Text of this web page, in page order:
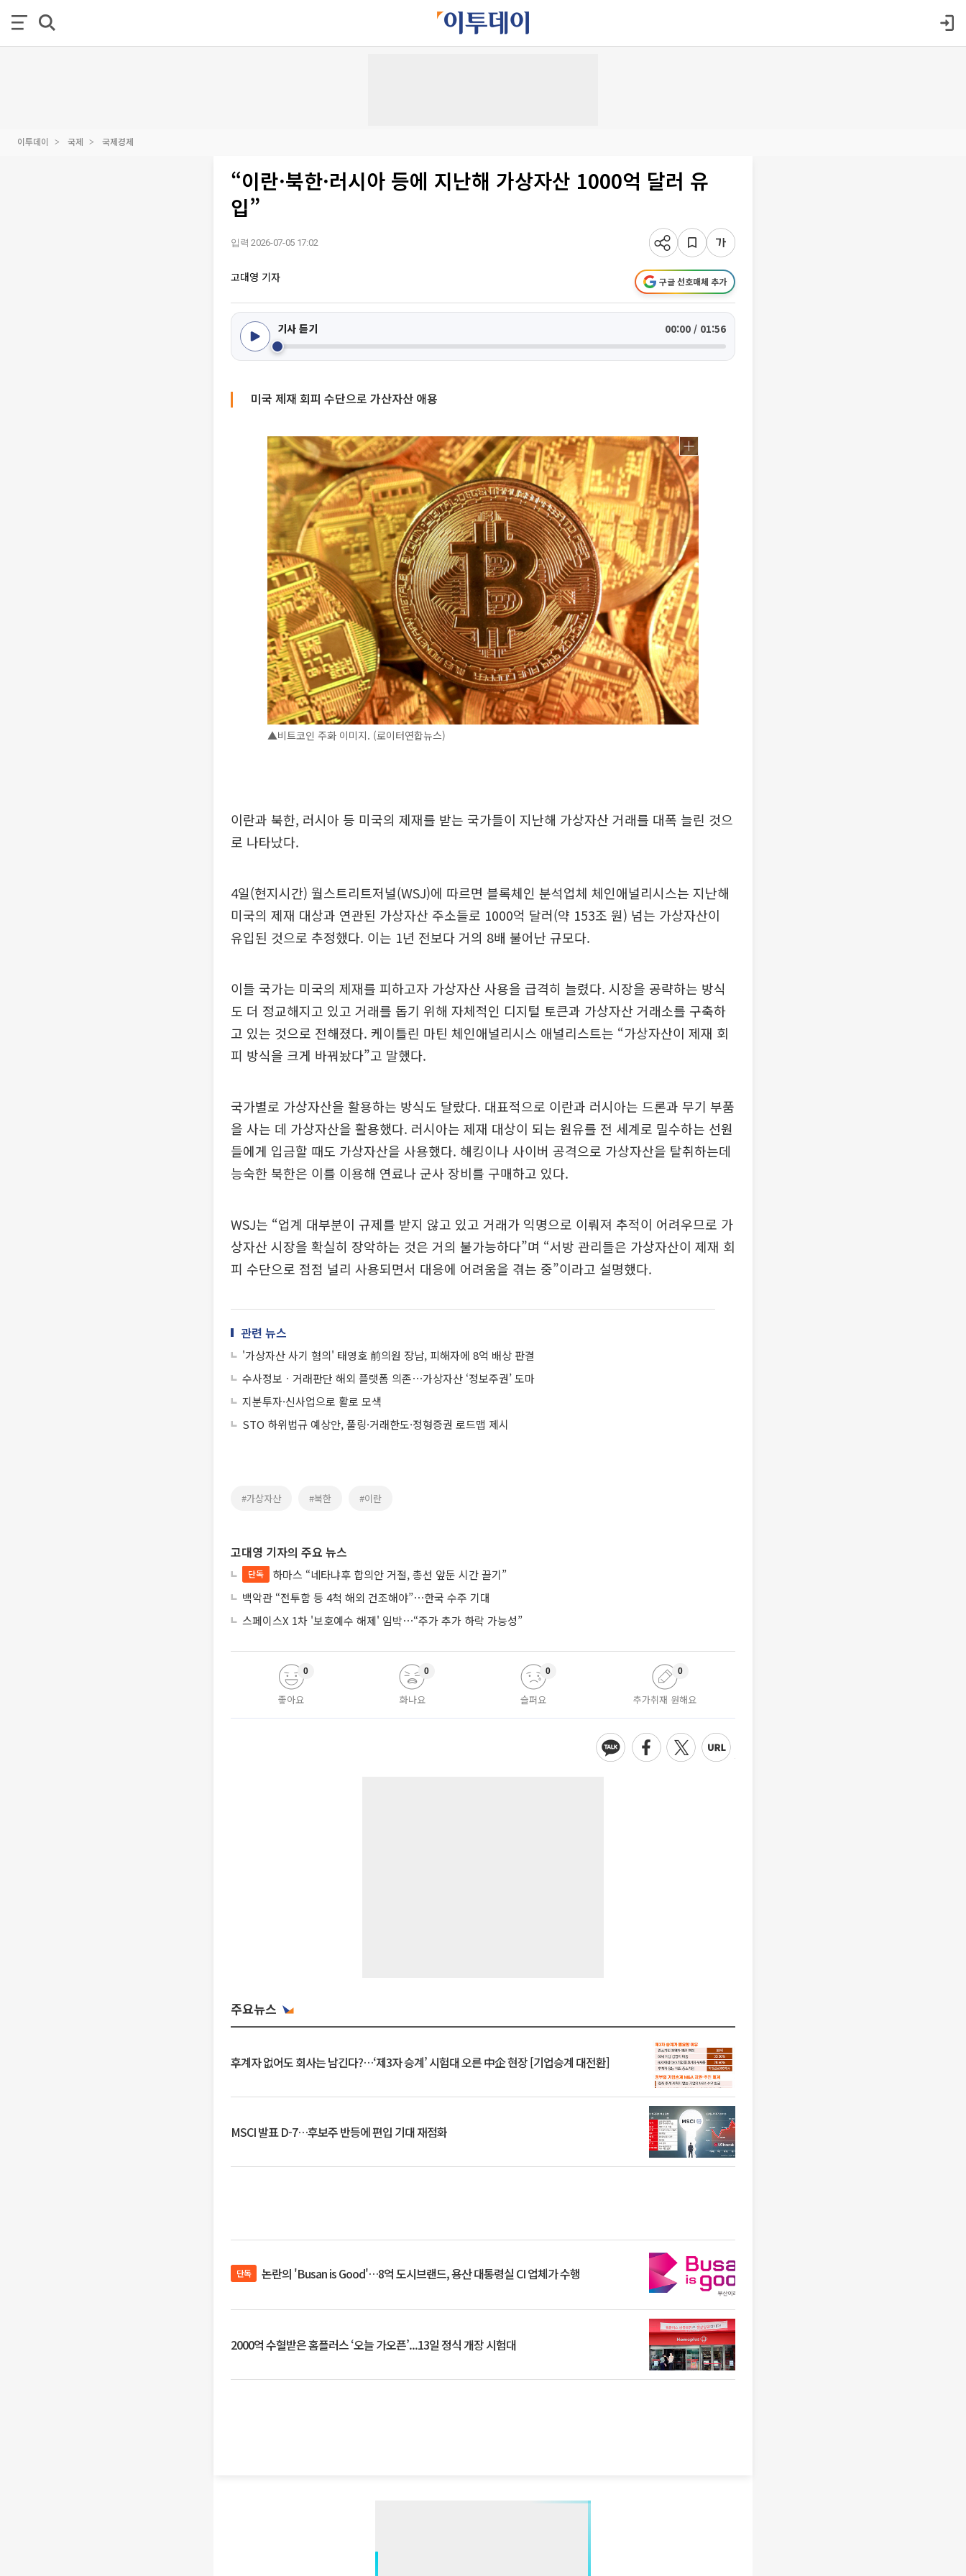
이투데이 국제 국제경제
“이란·북한·러시아 등에 지난해 가상자산 1000억 달러 유
입”
입력 2026-07-05 17:02
고대영 기자 구글 선호매체 추가
기사 듣기 00:00 / 01:56
미국 제재 회피 수단으로 가산자산 애용
▲비트코인 주화 이미지. (로이터연합뉴스)
이란과 북한, 러시아 등 미국의 제재를 받는 국가들이 지난해 가상자산 거래를 대폭 늘린 것으
로 나타났다.
4일(현지시간) 월스트리트저널(WSJ)에 따르면 블록체인 분석업체 체인애널리시스는 지난해
미국의 제재 대상과 연관된 가상자산 주소들로 1000억 달러(약 153조 원) 넘는 가상자산이
유입된 것으로 추정했다. 이는 1년 전보다 거의 8배 불어난 규모다.
이들 국가는 미국의 제재를 피하고자 가상자산 사용을 급격히 늘렸다. 시장을 공략하는 방식
도 더 정교해지고 있고 거래를 돕기 위해 자체적인 디지털 토큰과 가상자산 거래소를 구축하
고 있는 것으로 전해졌다. 케이틀린 마틴 체인애널리시스 애널리스트는 “가상자산이 제재 회
피 방식을 크게 바꿔놨다”고 말했다.
국가별로 가상자산을 활용하는 방식도 달랐다. 대표적으로 이란과 러시아는 드론과 무기 부품
을 사는 데 가상자산을 활용했다. 러시아는 제재 대상이 되는 원유를 전 세계로 밀수하는 선원
들에게 입금할 때도 가상자산을 사용했다. 해킹이나 사이버 공격으로 가상자산을 탈취하는데
능숙한 북한은 이를 이용해 연료나 군사 장비를 구매하고 있다.
WSJ는 “업계 대부분이 규제를 받지 않고 있고 거래가 익명으로 이뤄져 추적이 어려우므로 가
상자산 시장을 확실히 장악하는 것은 거의 불가능하다”며 “서방 관리들은 가상자산이 제재 회
피 수단으로 점점 널리 사용되면서 대응에 어려움을 겪는 중”이라고 설명했다.
관련 뉴스
'가상자산 사기 혐의' 태영호 前의원 장남, 피해자에 8억 배상 판결
수사정보ㆍ거래판단 해외 플랫폼 의존⋯가상자산 ‘정보주권’ 도마
지분투자·신사업으로 활로 모색
STO 하위법규 예상안, 풀링·거래한도·정형증권 로드맵 제시
#가상자산 #북한 #이란
고대영 기자의 주요 뉴스
단독
하마스 “네타냐후 합의안 거절, 총선 앞둔 시간 끌기”
백악관 “전투함 등 4척 해외 건조해야”⋯한국 수주 기대
스페이스X 1차 '보호예수 해제' 임박⋯“주가 추가 하락 가능성”
좋아요
0
화나요
0
슬퍼요
0
추가취재 원해요
0
주요뉴스
후계자 없어도 회사는 남긴다?…‘제3자 승계’ 시험대 오른 中企 현장 [기업승계 대전환]
MSCI 발표 D-7…후보주 반등에 편입 기대 재점화
단독 논란의 'Busan is Good'…8억 도시브랜드, 용산 대통령실 CI 업체가 수행
2000억 수혈받은 홈플러스 ‘오늘 가오픈’...13일 정식 개장 시험대